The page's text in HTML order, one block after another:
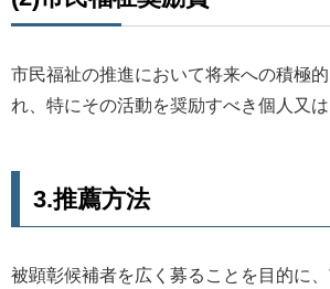
市民福祉の推進において将来への積極
れ、特にその活動を奨励すべき個人又
3.推薦方法
被顕彰候補者を広く募ることを目的に